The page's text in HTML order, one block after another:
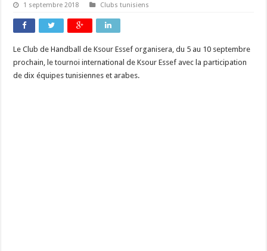
1 septembre 2018 Clubs tunisiens
Le Club de Handball de Ksour Essef organisera, du 5 au 10 septembre
prochain, le tournoi international de Ksour Essef avec la participation
de dix équipes tunisiennes et arabes.